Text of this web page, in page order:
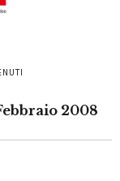
2008